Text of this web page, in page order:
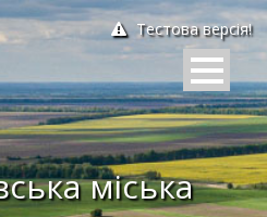
Тестова версія!
міська